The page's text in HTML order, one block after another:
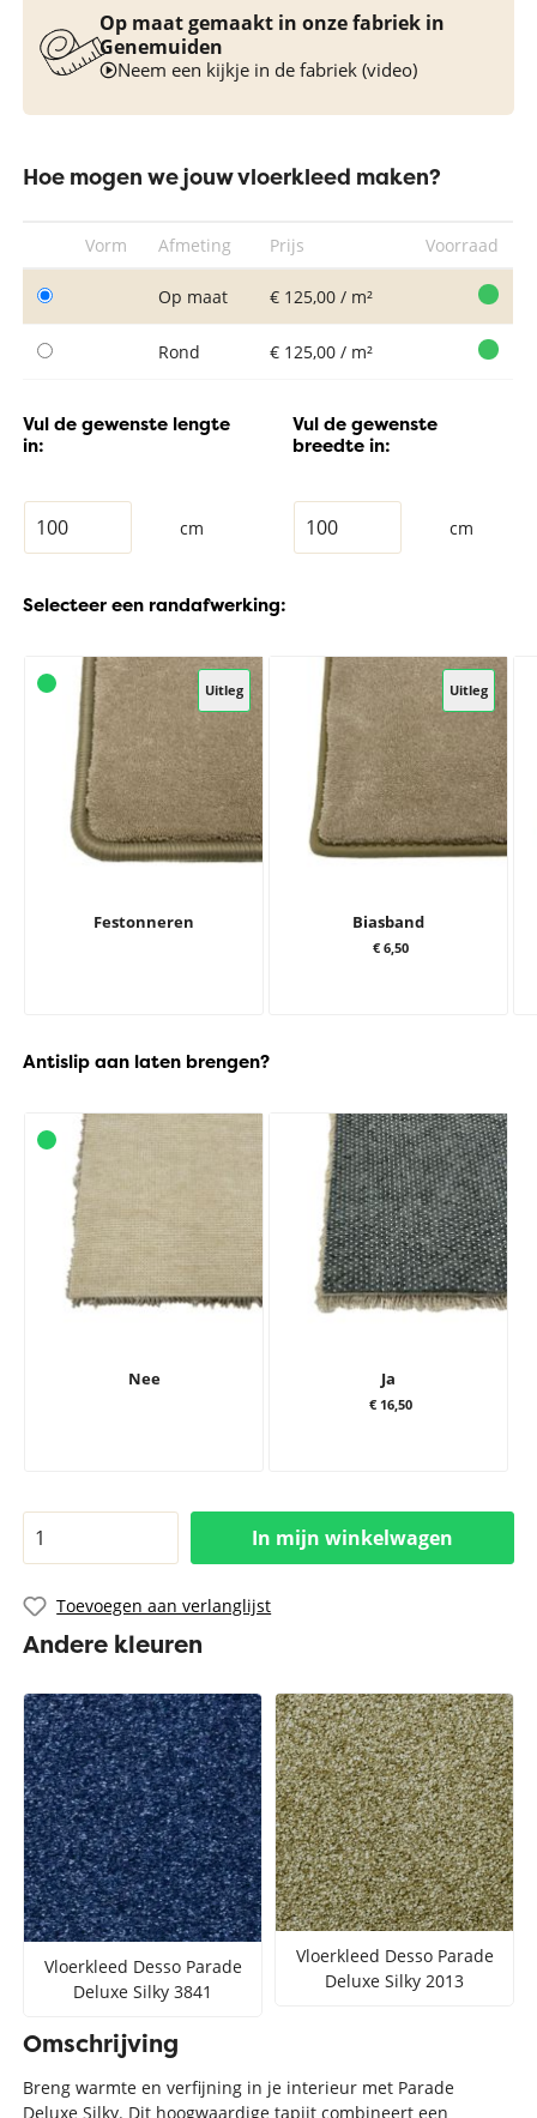
Op maat gemaakt in onze fabriek in
Genemuiden
Neem een kijkje in de fabriek (video)
Hoe mogen we jouw vloerkleed maken?
Vorm Afmeting Prijs Voorraad
Op maat € 125,00 / m²
Rond € 125,00 / m²
Vul de gewenste lengte
in:
cm
Vul de gewenste
breedte in:
cm
Selecteer een randafwerking:
Uitleg
Festonneren
Uitleg
Biasband
€ 6,50
Antislip aan laten brengen?
Nee Ja
€ 16,50
In mijn winkelwagen
Toevoegen aan verlanglijst
Andere kleuren
Vloerkleed Desso Parade
Deluxe Silky 3841
Vloerkleed Desso Parade
Deluxe Silky 2013
Omschrijving
Breng warmte en verfijning in je interieur met Parade
Deluxe Silky. Dit hoogwaardige tapijt combineert een